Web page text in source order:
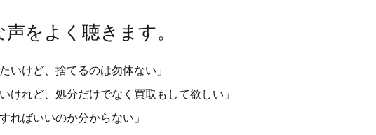
をよく聴きます。
いけど、捨てるのは勿体ない」
けれど、処分だけでなく買取もして欲しい」
ればいいのか分からない」